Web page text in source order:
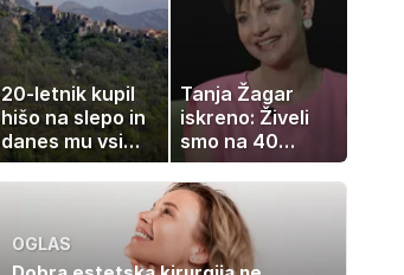
20-letnik kupil
hišo na slepo in
danes mu vsi
zavidajo
Tanja Žagar
iskreno: Živeli
smo na 40
kvadratih, a
imela sem vse,
kar otrok
potrebuje
OGLAS